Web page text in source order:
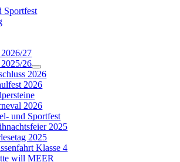
Sportfest
27
26
2026
2026
2026
und Sportfest
2025
2025
Klasse 4
will MEER